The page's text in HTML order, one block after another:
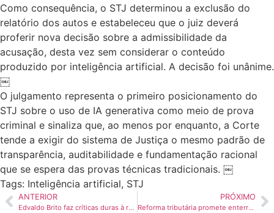
Como consequência, o STJ determinou a exclusão do
relatório dos autos e estabeleceu que o juiz deverá
proferir nova decisão sobre a admissibilidade da
acusação, desta vez sem considerar o conteúdo
produzido por inteligência artificial. A decisão foi unânime.
￼
O julgamento representa o primeiro posicionamento do
STJ sobre o uso de IA generativa como meio de prova
criminal e sinaliza que, ao menos por enquanto, a Corte
tende a exigir do sistema de Justiça o mesmo padrão de
transparência, auditabilidade e fundamentação racional
que se espera das provas técnicas tradicionais. ￼
Tags: Inteligência artificial, STJ
ANTERIOR
Edvaldo Brito faz críticas duras à reforma tributária e aponta ‘confusão conceitual’ na CBS e no IBS
PRÓXIMO
Reforma tributária promete enterrar guerra fiscal, mas disputa entre estados deve continuar